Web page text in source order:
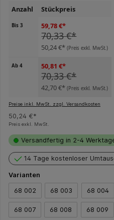
Anzahl Stückpreis
Bis3 59,78 €*
70,33 €*
50,24 €*(Preis exkl. MwSt.)
Ab4 50,81 €*
70,33 €*
42,70 €*(Preis exkl. MwSt.)
Preise inkl. MwSt. zzgl. Versandkosten
50,24 €*
Preis exkl. MwSt.
Versandfertig in 2-4
14 Tage kostenloser
Varianten
68 002 68 003 68 004
68 007 68 008 68 009